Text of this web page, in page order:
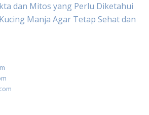
dan Mitos yang Perlu Diketahui
Manja Agar Tetap Sehat dan